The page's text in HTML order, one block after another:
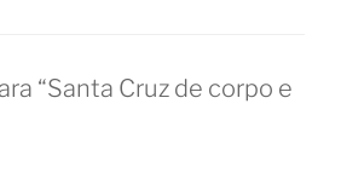
“Santa Cruz de corpo e